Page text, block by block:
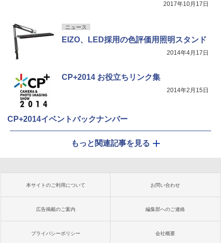
2017年10月17日
ニュース
EIZO、LED採用の色評価用照明スタンド
2014年4月17日
CP+2014 お役立ちリンク集
2014年2月15日
CP+2014イベントバックナンバー
もっと関連記事を見る
本サイトのご利用について お問い合わせ
広告掲載のご案内 編集部へのご連絡
プライバシーポリシー 会社概要